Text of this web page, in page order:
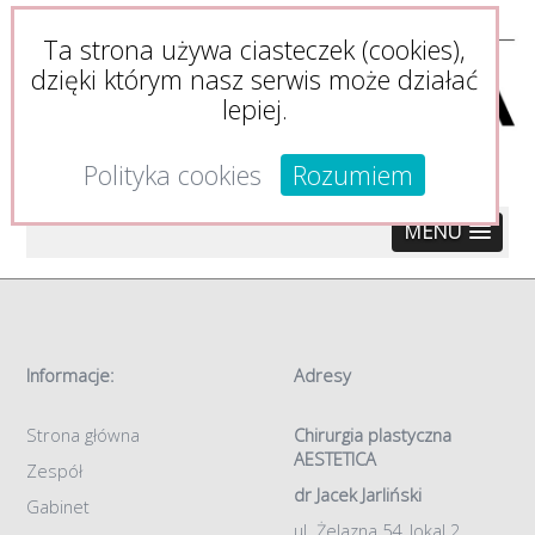
MENU
Informacje:
Strona główna
Zespół
Gabinet
Adresy
Chirurgia plastyczna
AESTETICA
dr Jacek Jarliński
Ta strona używa ciasteczek (cookies),
dzięki którym nasz serwis może działać
lepiej.
Polityka cookies
Rozumiem